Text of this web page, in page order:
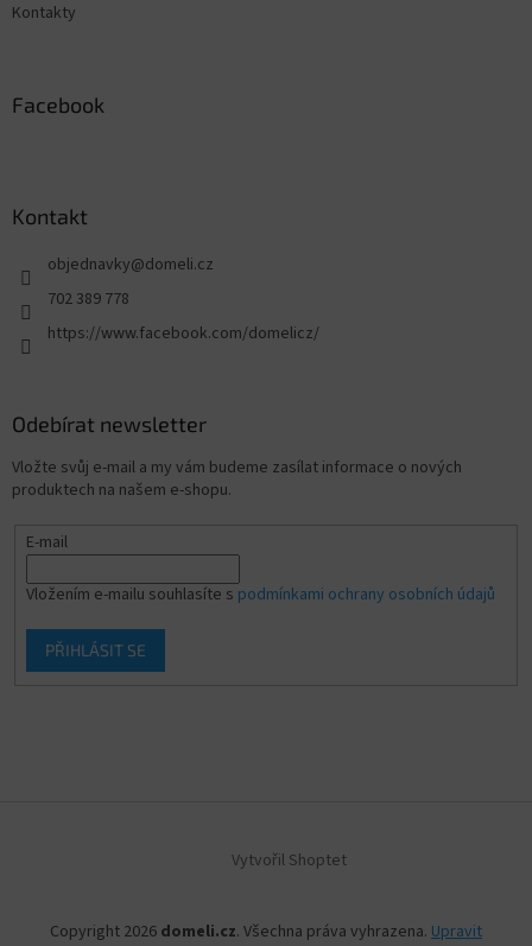
Kontakty
Facebook
Kontakt
objednavky@domeli.cz
702 389 778
https://www.facebook.com/domelicz/
Odebírat newsletter
Vložte svůj e-mail a my vám budeme zasílat informace o nových
produktech na našem e-shopu.
E-mail
Vložením e-mailu souhlasíte s podmínkami ochrany osobních údajů
PŘIHLÁSIT SE
Vytvořil Shoptet
Copyright 2026 domeli.cz. Všechna práva vyhrazena. Upravit